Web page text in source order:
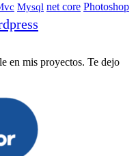
Mysql net core Photoshop
en mis proyectos. Te dejo